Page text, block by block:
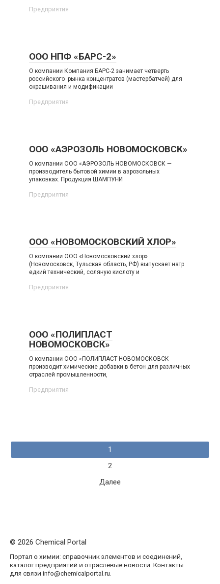
Предприятия
ООО НПФ «БАРС-2»
О компании Компания БАРС-2 занимает четверть
российского рынка концентратов (мастербатчей) для
окрашивания и модификации
Предприятия
ООО «АЭРОЗОЛЬ НОВОМОСКОВСК»
О компании ООО «АЭРОЗОЛЬ НОВОМОСКОВСК —
производитель бытовой химии в аэрозольных
упаковках. Продукция ШАМПУНИ
Предприятия
ООО «НОВОМОСКОВСКИЙ ХЛОР»
О компании ООО «Новомосковский хлор»
(Новомосковск, Тульская область, РФ) выпускает натр
едкий технический, соляную кислоту и
Предприятия
ООО «ПОЛИПЛАСТ
НОВОМОСКОВСК»
О компании ООО «ПОЛИПЛАСТ НОВОМОСКОВСК
производит химические добавки в бетон для различных
отраслей промышленности,
Предприятия
по
1
2
Далее
© 2026 Chemical Portal
Портал о химии: справочник элементов и соединений,
каталог предприятий и отраслевые новости. Контакты
для связи info@chemicalportal.ru.